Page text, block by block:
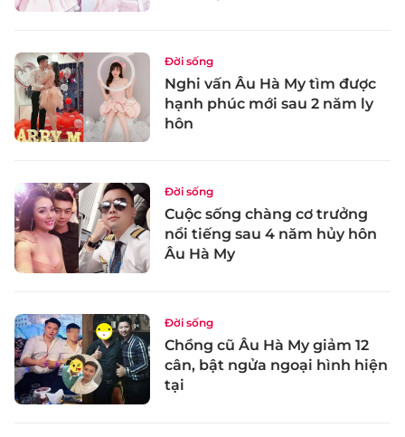
Đời sống
Nghi vấn Âu Hà My tìm được
hạnh phúc mới sau 2 năm ly
hôn
Đời sống
Cuộc sống chàng cơ trưởng
nổi tiếng sau 4 năm hủy hôn
Âu Hà My
Đời sống
Chồng cũ Âu Hà My giảm 12
cân, bật ngửa ngoại hình hiện
tại